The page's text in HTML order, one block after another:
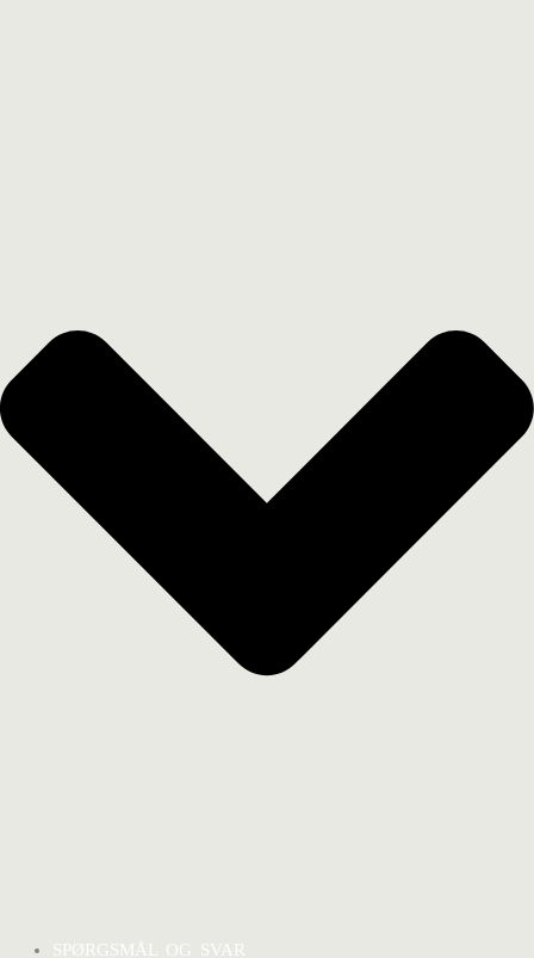
SPØRGSMÅL OG SVAR